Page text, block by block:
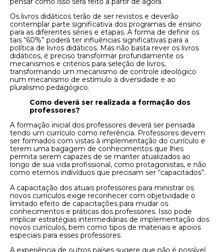
Os livros didáticos terão de ser revistos e deverão
contemplar parte significativa dos programas de ensino
para as diferentes séries e etapas. A forma de definir os
tais “60%” poderá ter influências significativas para a
política de livros didáticos. Mas não basta rever os livros
didáticos, é preciso transformar profundamente os
mecanismos e critérios para seleção de livros,
transformando um mecanismo de controle ideológico
num mecanismo de estímulo à diversidade e ao
pluralismo pedagógico.
Como deverá ser realizada a formação dos
professores?
A formação inicial dos professores deverá ser pensada
tendo um currículo como referência. Professores devem
ser formados com vistas à implementação do currículo e
terem uma bagagem de conhecimentos que lhes
permita serem capazes de se manter atualizados ao
longo de sua vida profissional, como protagonistas, e não
como eternos indivíduos que precisam ser “capacitados”.
A capacitação dos atuais professores para ministrar os
novos currículos exige reconhecer com objetividade o
limitado efeito de capacitações para mudar os
conhecimentos e práticas dos professores. Isso pode
implicar estratégias intermediárias de implementação dos
novos currículos, bem como tipos de materiais e apoios
especiais para esses professores.
A experiência de outros países sugere que não é possível